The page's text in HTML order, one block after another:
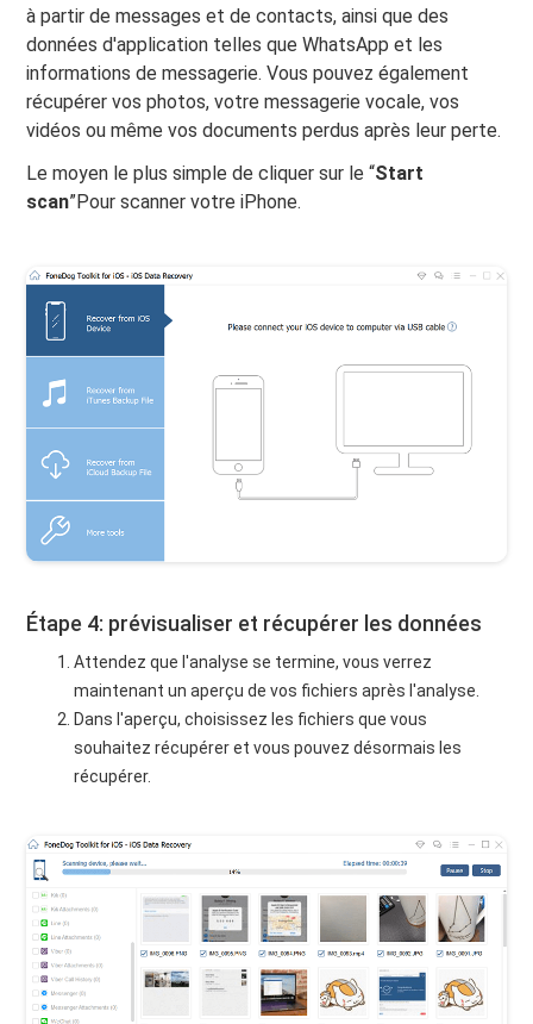
à partir de messages et de contacts, ainsi que des
données d'application telles que WhatsApp et les
informations de messagerie. Vous pouvez également
récupérer vos photos, votre messagerie vocale, vos
vidéos ou même vos documents perdus après leur perte.
Le moyen le plus simple de cliquer sur le “Start
scan”Pour scanner votre iPhone.
Étape 4: prévisualiser et récupérer les données
Attendez que l'analyse se termine, vous verrez
maintenant un aperçu de vos fichiers après l'analyse.
Dans l'aperçu, choisissez les fichiers que vous
souhaitez récupérer et vous pouvez désormais les
récupérer.